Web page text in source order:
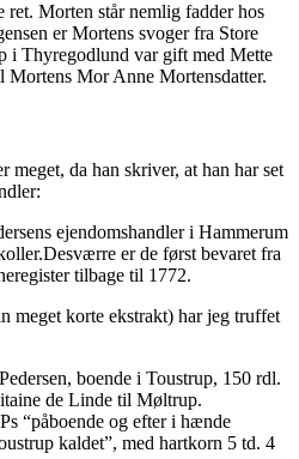
Morten står nemlig fadder hos
er Mortens svoger fra Store
i Thyregodlund var gift med Mette
Mortens Mor Anne Mortensdatter.
da han skriver, at han har set
ejendomshandler i Hammerum
er de først bevaret fra
tilbage til 1772.
meget korte ekstrakt) har jeg truffet
boende i Toustrup, 150 rdl.
de Linde til Møltrup.
“påboende og efter i hænde
kaldet”, med hartkorn 5 td. 4